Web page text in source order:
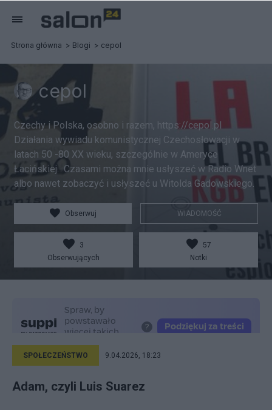
Strona główna Blogi cepol
cepol
Czechy i Polska, osobno i razem, https://cepol.pl
Działania wywiadu komunistycznej Czechosłowacji w
latach 50 -80 XX wieku, szczególnie w Ameryce
Łacińskiej. Czasami można mnie usłyszeć w Radio Wnet
albo nawet zobaczyć i usłyszeć u Witolda Gadowskiego.
Obserwuj WIADOMOŚĆ
3
Obserwujących
57
Notki
SPOŁECZEŃSTWO 9.04.2026, 18:23
Adam, czyli Luis Suarez